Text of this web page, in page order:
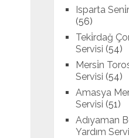
Isparta
(56)
Teki̇rdağ
Servisi (54)
Mersi̇n
Servisi (54)
Amasya
Servisi (51)
Adıyaman
Yardım